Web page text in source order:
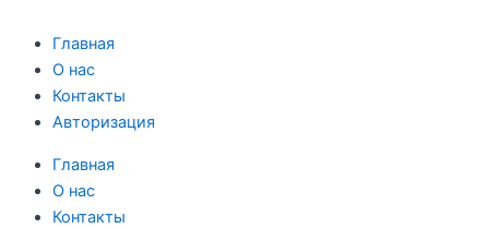
Главная
О нас
Контакты
Авторизация
Главная
О нас
Контакты